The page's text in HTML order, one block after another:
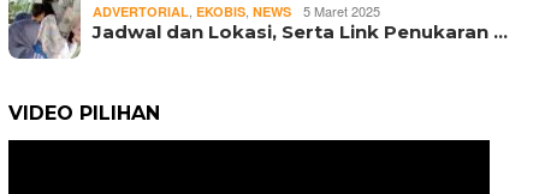
ADVERTORIAL, EKOBIS, NEWS 5 Maret 2025
Jadwal dan Lokasi, Serta Link Penukaran …
VIDEO PILIHAN